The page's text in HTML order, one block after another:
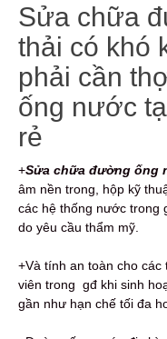
Sửa chữa
thải có khó
phải cần
ống nước
rẻ
+Sửa chữa đường ống
âm nền trong, hộp kỹ
các hệ thống nước trong
do yêu cầu thẩm mỹ.
+Và tính an toàn cho
viên trong gđ khi sinh
gần như hạn chế tối đa